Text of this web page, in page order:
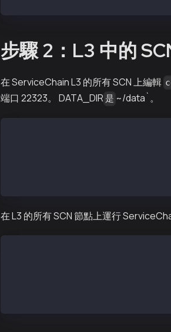
步驟 2：L3 中的
在 ServiceChain L3 的所有 SCN 上編輯
端口 22323。 DATA_DIR 是 ~/data`。
在 L3 的所有 SCN 節點上運行